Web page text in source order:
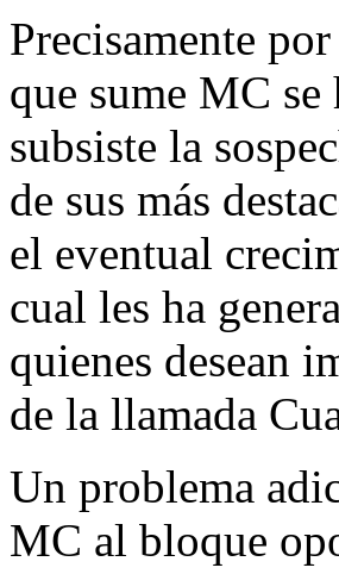
Precisamente
que sume MC
subsiste la
de sus más
el eventual
cual les ha
quienes desean
de la llamada
Un problema
MC al bloque